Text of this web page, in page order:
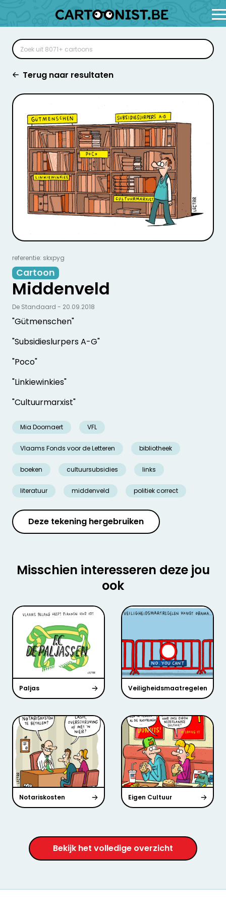
Terug naar resultaten
referentie: skxpyg
Cartoon
Middenveld
"Gütmenschen"
"Subsidieslurpers A-G"
"Poco"
"Linkiewinkies"
"Cultuurmarxist"
Mia Doornaert VFL
Vlaams Fonds voor de Letteren bibliotheek
boeken cultuursubsidies links
literatuur middenveld politiek correct
De Standaard - 20.09.2018
Deze tekening hergebruiken
Misschien interesseren deze jou
ook
Paljas Veiligheidsmaatregelen
Notariskosten Eigen Cultuur
Bekijk het volledige overzicht